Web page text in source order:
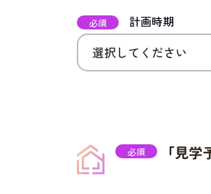
必須 計画時期
必須 「見